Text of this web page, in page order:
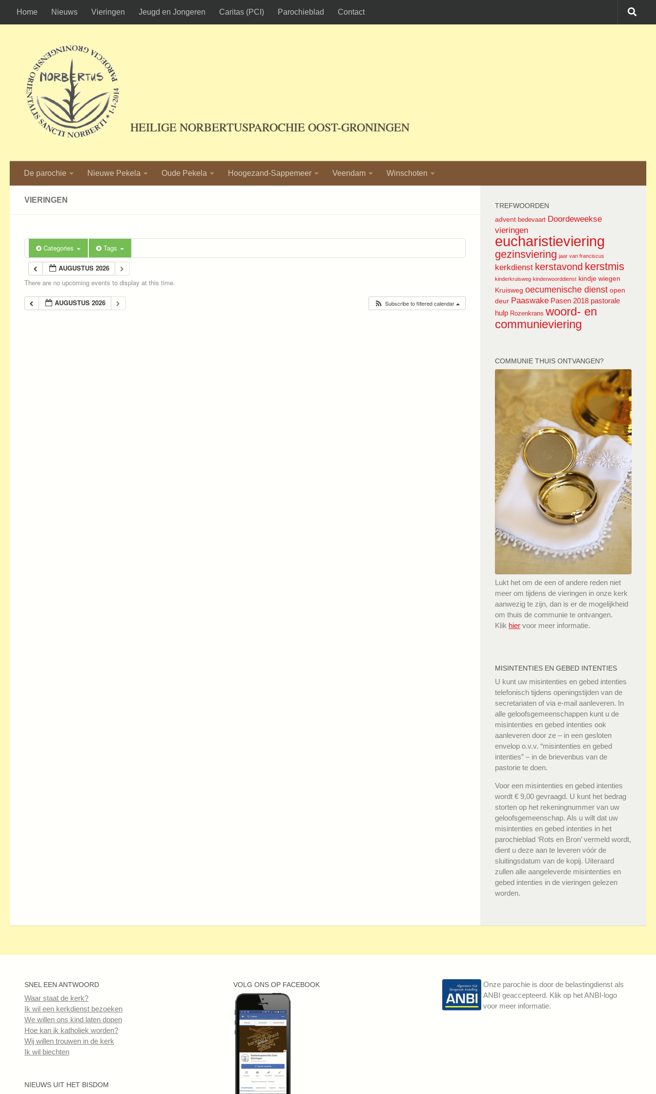
Ga naar de inhoud
Home Nieuws Vieringen Jeugd en Jongeren Caritas (PCI) Parochieblad Contact
HEILIGE NORBERTUSPAROCHIE OOST-GRONINGEN
De parochie Nieuwe Pekela Oude Pekela Hoogezand-Sappemeer Veendam Winschoten
VIERINGEN
Categories Tags
AUGUSTUS 2026
There are no upcoming events to display at this time.
AUGUSTUS 2026 Subscribe to filtered calendar
TREFWOORDEN
advent bedevaart Doordeweekse
vieringen
eucharistieviering
gezinsviering jaar van franciscus
kerkdienst kerstavond kerstmis
kinderkruisweg kinderwoorddienst kindje wiegen
Kruisweg oecumenische dienst open
deur Paaswake Pasen 2018 pastorale
hulp Rozenkrans woord- en
communieviering
COMMUNIE THUIS ONTVANGEN?
Lukt het om de een of andere reden niet
meer om tijdens de vieringen in onze kerk
aanwezig te zijn, dan is er de mogelijkheid
om thuis de communie te ontvangen.
Klik hier voor meer informatie.
MISINTENTIES EN GEBED INTENTIES
U kunt uw misintenties en gebed intenties
telefonisch tijdens openingstijden van de
secretariaten of via e-mail aanleveren. In
alle geloofsgemeenschappen kunt u de
misintenties en gebed intenties ook
aanleveren door ze – in een gesloten
envelop o.v.v. “misintenties en gebed
intenties” – in de brievenbus van de
pastorie te doen.
Voor een misintenties en gebed intenties
wordt € 9,00 gevraagd. U kunt het bedrag
storten op het rekeningnummer van uw
geloofsgemeenschap. Als u wilt dat uw
misintenties en gebed intenties in het
parochieblad ‘Rots en Bron’ vermeld wordt,
dient u deze aan te leveren vóór de
sluitingsdatum van de kopij. Uiteraard
zullen alle aangeleverde misintenties en
gebed intenties in de vieringen gelezen
worden.
SNEL EEN ANTWOORD
Waar staat de kerk?
Ik wil een kerkdienst bezoeken
We willen ons kind laten dopen
Hoe kan ik katholiek worden?
Wij willen trouwen in de kerk
Ik wil biechten
NIEUWS UIT HET BISDOM
VOLG ONS OP FACEBOOK
Onze parochie is door de belastingdienst als
ANBI geaccepteerd. Klik op het ANBI-logo
voor meer informatie.